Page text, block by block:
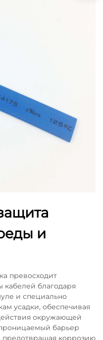
и
превосходит
благодаря
и специально
усадки, обеспечивая
окружающей
барьер
предотвращая коррозию